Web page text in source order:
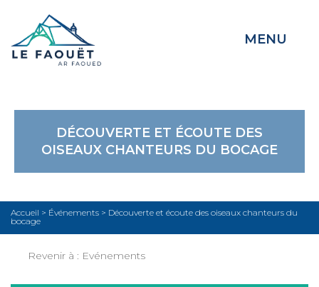
MENU
DÉCOUVERTE ET ÉCOUTE DES
OISEAUX CHANTEURS DU BOCAGE
Accueil > Événements > Découverte et écoute des oiseaux chanteurs du
bocage
Revenir à : Evénements